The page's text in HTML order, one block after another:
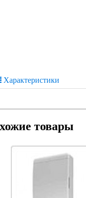
Характеристики
товары